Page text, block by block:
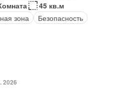
45 кв.м
зона
Безопасность
2026